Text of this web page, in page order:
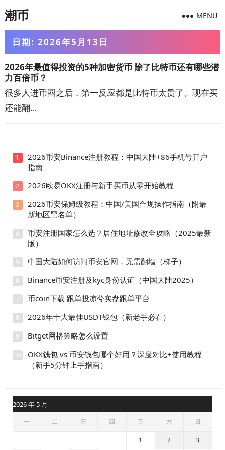
潮币 MENU
日期: 2026年5月13日
2026年最值得投资的5种加密货币 除了比特币还有哪些潜
力百倍币？
很多人进币圈之后，第一反应都是比特币太贵了。现在买
还能翻…
1
2026币安Binance注册教程：中国大陆+86手机号开户
指南
2 2026欧易OKX注册与新手买币从零开始教程
3
2026币安保姆级教程：中国/美国合规操作指南（附最
新地区黑名单）
4
币安注册国家怎么选？居住地址修改全攻略（2025最新
版）
5 中国大陆如何访问币安官网，无需翻墙（梯子）
6 Binance币安注册及kyc身份认证（中国大陆2025）
7 币coin下载 跟单投凉兮实盘跟单平台
8 2026年十大最佳USDT钱包（新老手必看）
9 Bitget网格策略怎么设置
10
OKX钱包 vs 币安钱包哪个好用？深度对比+使用教程
（新手5分钟上手指南）
2026 年 5 月
一 二 三 四 五 六 日
1 2 3